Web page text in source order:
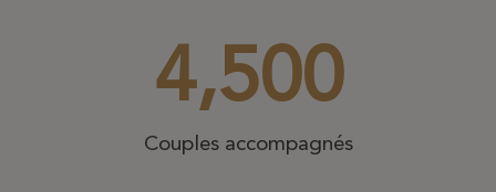
Couples accompagnés
4,500